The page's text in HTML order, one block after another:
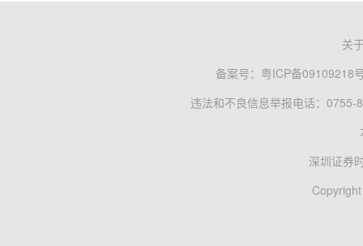
关
备案号： 粤ICP备09109218
违法和不良信息举报电话：0755-
深圳证券